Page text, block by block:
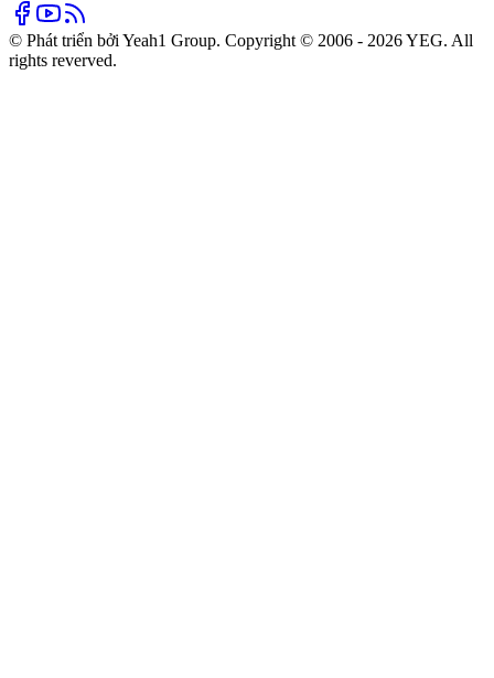
© Phát triển bởi Yeah1 Group. Copyright © 2006 - 2026 YEG. All
rights reverved.